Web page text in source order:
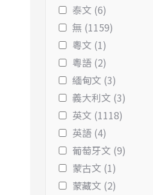
泰文 (6)
無 (1159)
粵文 (1)
粵語 (2)
緬甸文 (3)
義大利文 (3)
英文 (1118)
英語 (4)
葡萄牙文 (9)
蒙古文 (1)
蒙藏文 (2)